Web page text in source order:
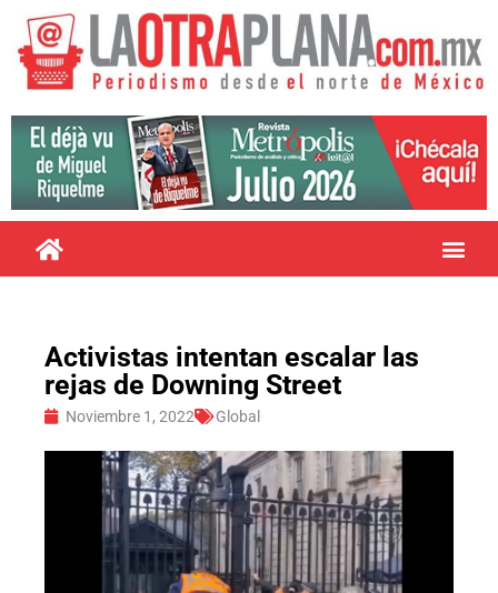
Activistas intentan escalar las
rejas de Downing Street
Noviembre 1, 2022 Global